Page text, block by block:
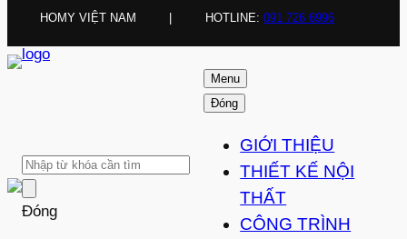
HOMY VIỆT NAM HOTLINE:091 726 6996
Đóng
Menu
Đóng
GIỚI THIỆU
THIẾT KẾ NỘI
THẤT
CÔNG TRÌNH